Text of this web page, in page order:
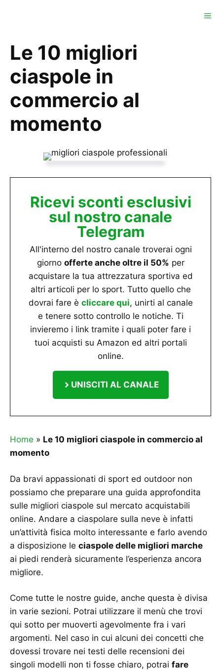
Le 10 migliori
ciaspole in
commercio al
momento
Ricevi sconti esclusivi
sul nostro canale
Telegram
All'interno del nostro canale troverai ogni
giorno offerte anche oltre il 50% per
acquistare la tua attrezzatura sportiva ed
altri articoli per lo sport. Tutto quello che
dovrai fare è cliccare qui, unirti al canale
e tenere sotto controllo le notiche. Ti
invieremo i link tramite i quali poter fare i
tuoi acquisti su Amazon ed altri portali
online.
UNISCITI AL CANALE
Home » Le 10 migliori ciaspole in commercio al
momento
Da bravi appassionati di sport ed outdoor non
possiamo che preparare una guida approfondita
sulle migliori ciaspole sul mercato acquistabili
online. Andare a ciaspolare sulla neve è infatti
un’attività fisica molto interessante e farlo avendo
a disposizione le ciaspole delle migliori marche
ai piedi renderà sicuramente l’esperienza ancora
migliore.
Come tutte le nostre guide, anche questa è divisa
in varie sezioni. Potrai utilizzare il menù che trovi
qui sotto per muoverti agevolmente fra i vari
argomenti. Nel caso in cui alcuni dei concetti che
dovessi trovare nei testi delle recensioni dei
singoli modelli non ti fosse chiaro, potrai fare